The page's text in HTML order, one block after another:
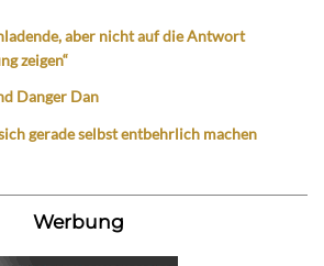
aber nicht auf die Antwort
zeigen“
Danger Dan
gerade selbst entbehrlich machen
Werbung